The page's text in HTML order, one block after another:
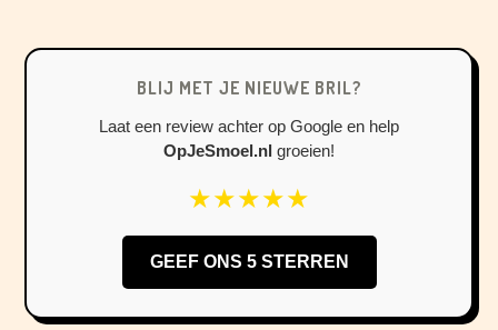
M
BLIJ MET JE NIEUWE BRIL?
Laat een review achter op Google en help
OpJeSmoel.nl groeien!
★★★★★
GEEF ONS 5 STERREN